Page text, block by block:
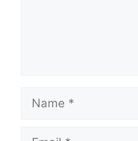
Name
Email